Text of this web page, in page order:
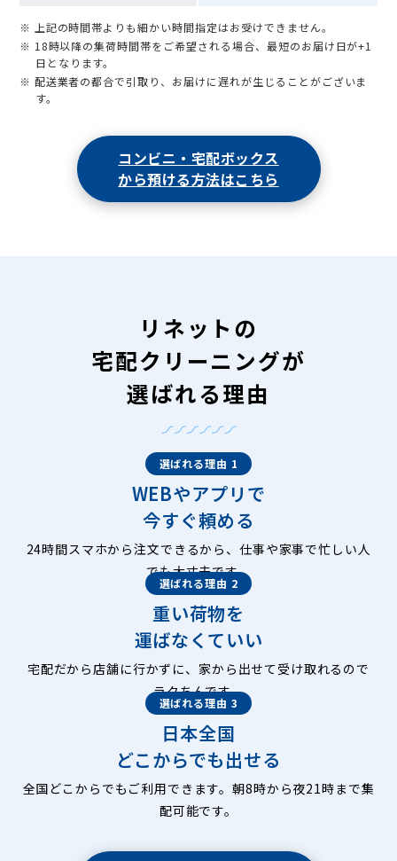
※ 上記の時間帯よりも細かい時間指定はお受けできません。
※ 18時以降の集荷時間帯をご希望される場合、最短のお届け日が+1
日となります。
※ 配送業者の都合で引取り、お届けに遅れが生じることがございま
す。
コンビニ・宅配ボックス
から預ける方法はこちら
リネットの
宅配クリーニングが
選ばれる理由
選ばれる理由 1
WEBやアプリで
今すぐ頼める
24時間スマホから注文できるから、仕事や家事で忙しい人
でも大丈夫です。
選ばれる理由 2
重い荷物を
運ばなくていい
宅配だから店舗に行かずに、家から出せて受け取れるので
ラクちんです。
選ばれる理由 3
日本全国
どこからでも出せる
全国どこからでもご利用できます。朝8時から夜21時まで集
配可能です。